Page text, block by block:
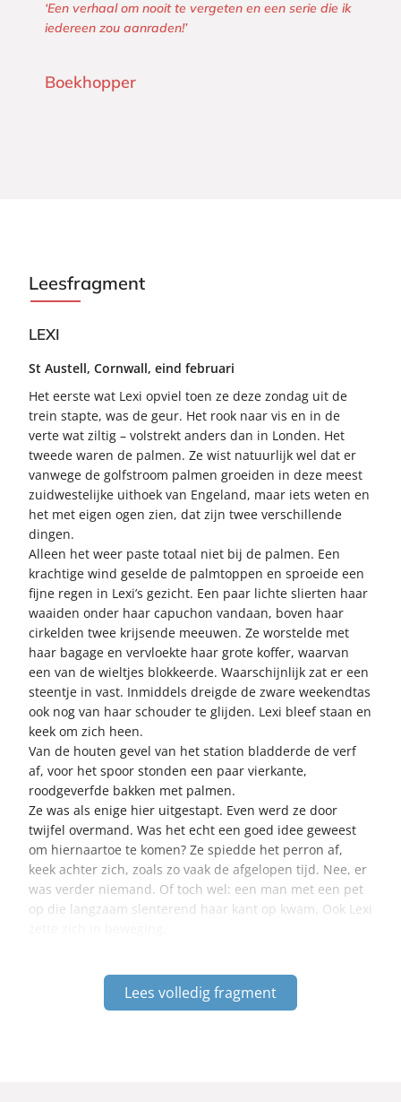
‘Een verhaal om nooit te vergeten en een serie die ik
iedereen zou aanraden!’
Boekhopper
Leesfragment
LEXI
St Austell, Cornwall, eind februari
Het eerste wat Lexi opviel toen ze deze zondag uit de
trein stapte, was de geur. Het rook naar vis en in de
verte wat ziltig – volstrekt anders dan in Londen. Het
tweede waren de palmen. Ze wist natuurlijk wel dat er
vanwege de golfstroom palmen groeiden in deze meest
zuidwestelijke uithoek van Engeland, maar iets weten en
het met eigen ogen zien, dat zijn twee verschillende
dingen.
Alleen het weer paste totaal niet bij de palmen. Een
krachtige wind geselde de palmtoppen en sproeide een
fijne regen in Lexi’s gezicht. Een paar lichte slierten haar
waaiden onder haar capuchon vandaan, boven haar
cirkelden twee krijsende meeuwen. Ze worstelde met
haar bagage en vervloekte haar grote koffer, waarvan
een van de wieltjes blokkeerde. Waarschijnlijk zat er een
steentje in vast. Inmiddels dreigde de zware weekendtas
ook nog van haar schouder te glijden. Lexi bleef staan en
keek om zich heen.
Van de houten gevel van het station bladderde de verf
af, voor het spoor stonden een paar vierkante,
roodgeverfde bakken met palmen.
Ze was als enige hier uitgestapt. Even werd ze door
twijfel overmand. Was het echt een goed idee geweest
om hiernaartoe te komen? Ze spiedde het perron af,
keek achter zich, zoals zo vaak de afgelopen tijd. Nee, er
was verder niemand. Of toch wel: een man met een pet
op die langzaam slenterend haar kant op kwam. Ook Lexi
Lees volledig fragment